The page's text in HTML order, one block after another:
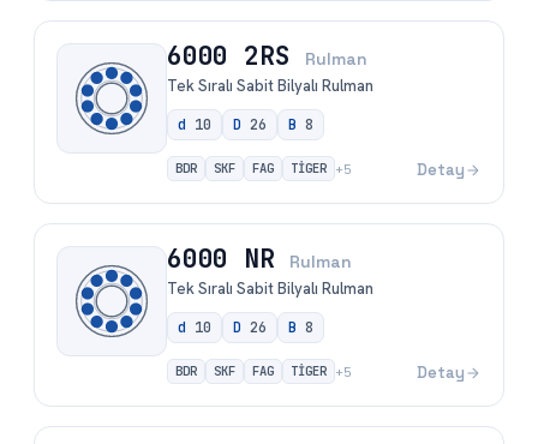
6000 2RS Rulman
Tek Sıralı Sabit Bilyalı Rulman
d 10 D 26 B 8
BDR SKF FAG TİGER +5 Detay
6000 NR Rulman
Tek Sıralı Sabit Bilyalı Rulman
d 10 D 26 B 8
BDR SKF FAG TİGER +5 Detay